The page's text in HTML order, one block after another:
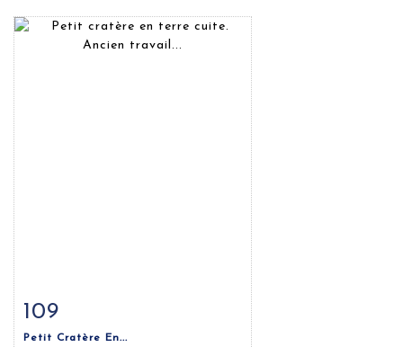
Fiche détaillée
109
Petit Cratère En...